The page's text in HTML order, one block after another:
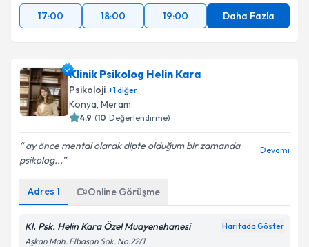
17:00
18:00 19:00 Daha Fazla
Klinik Psikolog Helin Kara
Psikoloji +1diğer
Konya, Meram
4.9 (10 Değerlendirme)
ay önce mental olarak dipte olduğum bir zamanda
psikolog...
Devamı
Adres 1 Online Görüşme
Kl. Psk. Helin Kara Özel Muayenehanesi Haritada Göster
Aşkan Mah. Elbasan Sok. No:22/1